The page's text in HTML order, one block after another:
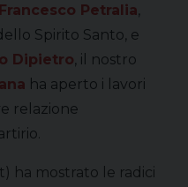
Francesco Petralia
Spirito Santo, e
Dipietro , il nostro
ha aperto i lavori
relazione
ha mostrato le radici